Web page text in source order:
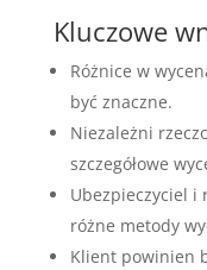
Kluczowe
Różnice w
być znaczne.
Niezależni
szczegółowe
Ubezpieczyciel i
różne metody
Klient powinien